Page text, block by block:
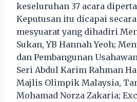
keseluruhan 37 acara
Keputusan itu dicapai
mesyuarat yang dihadiri
Sukan, YB Hannah Yeoh;
dan Pembangunan
Seri Abdul Karim Rahman
Majlis Olimpik Malaysia,
Mohamad Norza Zakaria;